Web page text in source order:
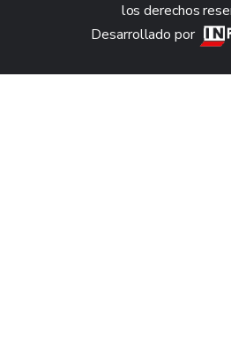
los derechos
Desarrollado por